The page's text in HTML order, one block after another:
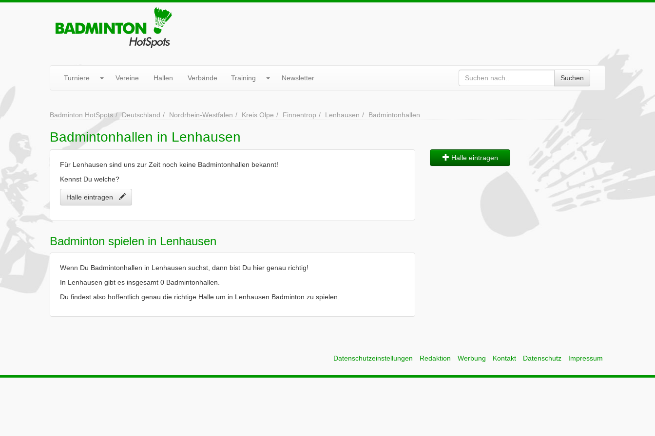
Turniere Vereine Hallen Verbände Training Newsletter Suchen
Badminton HotSpots Deutschland Nordrhein-Westfalen Kreis Olpe Finnentrop Lenhausen Badmintonhallen
Badmintonhallen in Lenhausen
Für Lenhausen sind uns zur Zeit noch keine Badmintonhallen bekannt!
Kennst Du welche?
Halle eintragen
Badminton spielen in Lenhausen
Wenn Du Badmintonhallen in Lenhausen suchst, dann bist Du hier genau richtig!
In Lenhausen gibt es insgesamt 0 Badmintonhallen.
Du findest also hoffentlich genau die richtige Halle um in Lenhausen Badminton zu spielen.
Halle eintragen
Datenschutzeinstellungen Redaktion Werbung Kontakt Datenschutz Impressum